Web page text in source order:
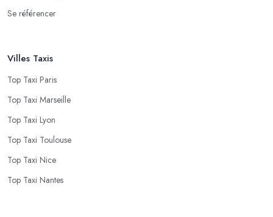
Se référencer
Villes Taxis
Top Taxi Paris
Top Taxi Marseille
Top Taxi Lyon
Top Taxi Toulouse
Top Taxi Nice
Top Taxi Nantes